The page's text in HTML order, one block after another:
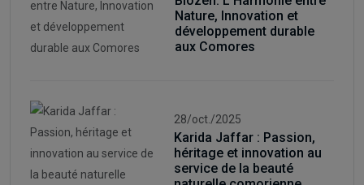
Nature, Innovation et
développement durable
aux Comores
28/oct./2025
Karida Jaffar : Passion,
héritage et innovation au
service de la beauté